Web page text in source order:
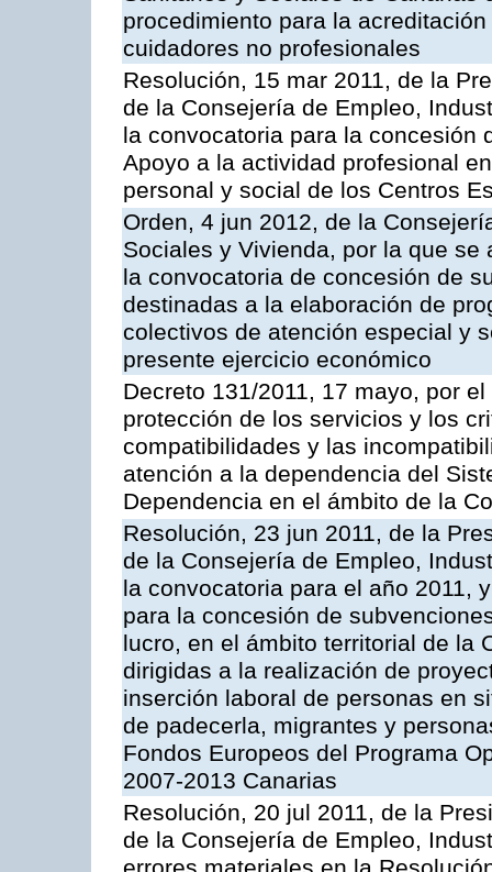
procedimiento para la
cuidadores no profesionales
Resolución, 15 mar 2011, de la
de la Consejería de Empleo,
la convocatoria para la concesión
Apoyo a la actividad profesional
personal y social de los Centros
Orden, 4 jun 2012, de la
Sociales y Vivienda, por la que
la convocatoria de concesión de
destinadas a la elaboración de
colectivos de atención especial y
presente ejercicio económico
Decreto 131/2011, 17 mayo, por
protección de los servicios y los
compatibilidades y las
atención a la dependencia del
Dependencia en el ámbito de la
Resolución, 23 jun 2011, de la
de la Consejería de Empleo,
la convocatoria para el año 2011,
para la concesión de
lucro, en el ámbito territorial de la
dirigidas a la realización de
inserción laboral de personas en
de padecerla, migrantes y
Fondos Europeos del Programa
2007-2013 Canarias
Resolución, 20 jul 2011, de la
de la Consejería de Empleo,